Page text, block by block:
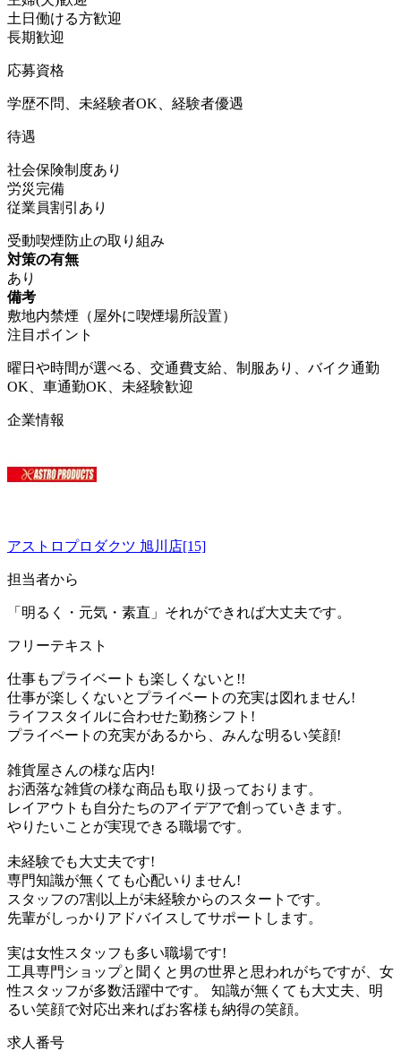
土日働ける方歓迎
長期歓迎
応募資格
学歴不問、未経験者OK、経験者優遇
待遇
社会保険制度あり
労災完備
従業員割引あり
受動喫煙防止の取り組み
対策の有無
あり
備考
敷地内禁煙（屋外に喫煙場所設置）
注目ポイント
曜日や時間が選べる、交通費支給、制服あり、バイク通勤
OK、車通勤OK、未経験歓迎
企業情報
アストロプロダクツ 旭川店[15]
担当者から
「明るく・元気・素直」それができれば大丈夫です。
フリーテキスト
仕事もプライベートも楽しくないと!!
仕事が楽しくないとプライベートの充実は図れません!
ライフスタイルに合わせた勤務シフト!
プライベートの充実があるから、みんな明るい笑顔!
雑貨屋さんの様な店内!
お洒落な雑貨の様な商品も取り扱っております。
レイアウトも自分たちのアイデアで創っていきます。
やりたいことが実現できる職場です。
未経験でも大丈夫です!
専門知識が無くても心配いりません!
スタッフの7割以上が未経験からのスタートです。
先輩がしっかりアドバイスしてサポートします。
実は女性スタッフも多い職場です!
工具専門ショップと聞くと男の世界と思われがちですが、女
性スタッフが多数活躍中です。 知識が無くても大丈夫、明
るい笑顔で対応出来ればお客様も納得の笑顔。
求人番号